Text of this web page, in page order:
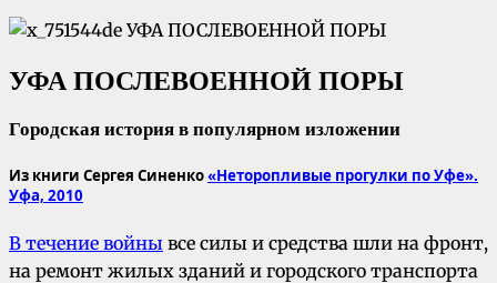
УФА ПОСЛЕВОЕННОЙ ПОРЫ
Городская история в популярном изложении
Из книги Сергея Синенко«Неторопливые прогулки по Уфе».
Уфа, 2010
В течение войны все силы и средства шли на фронт,
на ремонт жилых зданий и городского транспорта